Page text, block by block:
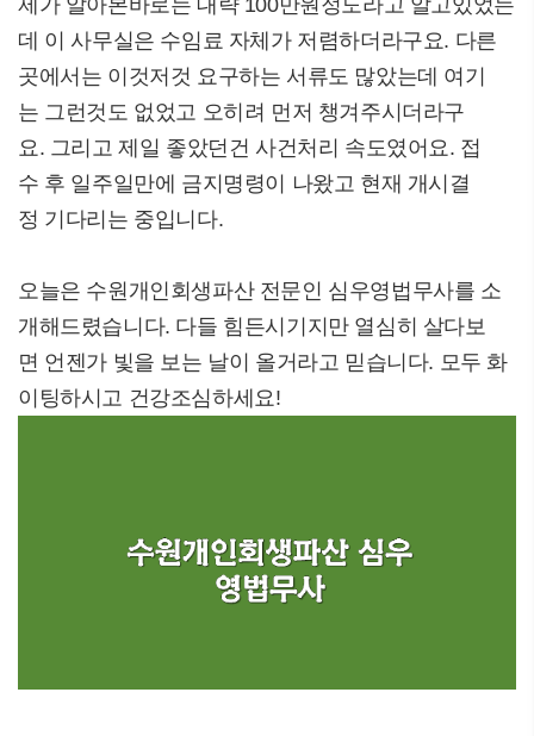
제가 알아본바로는 대략 100만원정도라고 알고있었는
데 이 사무실은 수임료 자체가 저렴하더라구요. 다른
곳에서는 이것저것 요구하는 서류도 많았는데 여기
는 그런것도 없었고 오히려 먼저 챙겨주시더라구
요. 그리고 제일 좋았던건 사건처리 속도였어요. 접
수 후 일주일만에 금지명령이 나왔고 현재 개시결
정 기다리는 중입니다.
오늘은 수원개인회생파산 전문인 심우영법무사를 소
개해드렸습니다. 다들 힘든시기지만 열심히 살다보
면 언젠가 빛을 보는 날이 올거라고 믿습니다. 모두 화
이팅하시고 건강조심하세요!